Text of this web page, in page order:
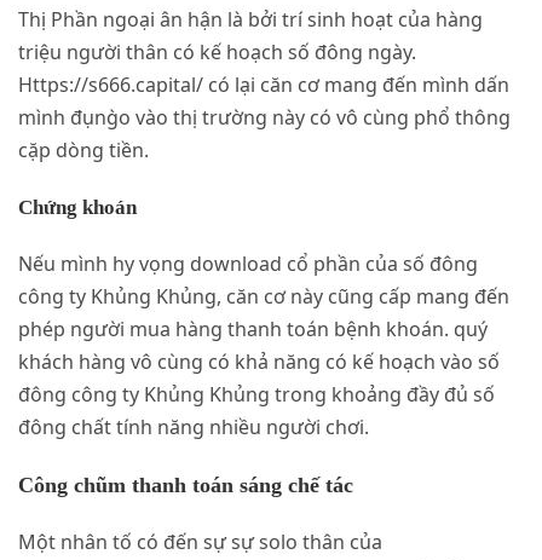
Thị Phần ngoại ân hận là bởi trí sinh hoạt của hàng
triệu người thân có kế hoạch số đông ngày.
Https://s666.capital/ có lại căn cơ mang đến mình dấn
mình đụng̀o vào thị trường này có vô cùng phổ thông
cặp dòng tiền.
Chứng khoán
Nếu mình hy vọng download cổ phần của số đông
công ty Khủng Khủng, căn cơ này cũng cấp mang đến
phép người mua hàng thanh toán bệnh khoán. quý
khách hàng vô cùng có khả năng có kế hoạch vào số
đông công ty Khủng Khủng trong khoảng đầy đủ số
đông chất tính năng nhiều người chơi.
Công chũm thanh toán sáng chế tác
Một nhân tố có đến sự sự solo thân của